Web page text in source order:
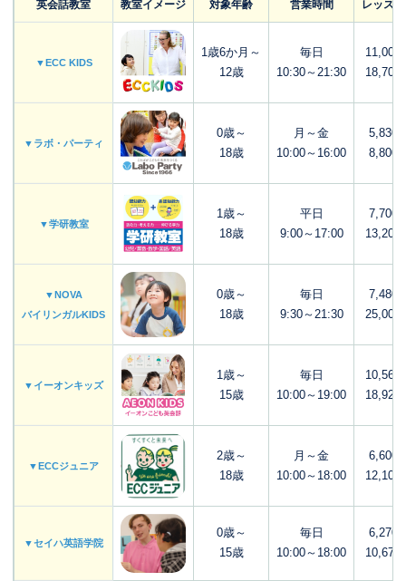
英会話教室 教室イメージ 対象年齢 営業時間 レッス
▼ECC KIDS
1歳6か月～
12歳
毎日
10:30～21:30
11,000
18,700
▼ラボ・パーティ
0歳～
18歳
月～金
10:00～16:00
5,830
8,800
▼学研教室
1歳～
18歳
平日
9:00～17:00
7,700
13,200
▼NOVA
バイリンガルKIDS
0歳～
18歳
毎日
9:30～21:30
7,480
25,000
▼イーオンキッズ
1歳～
15歳
毎日
10:00～19:00
10,560
18,920
▼ECCジュニア
2歳～
18歳
月～金
10:00～18:00
6,600
12,100
▼セイハ英語学院
0歳～
15歳
毎日
10:00～18:00
6,270
10,670